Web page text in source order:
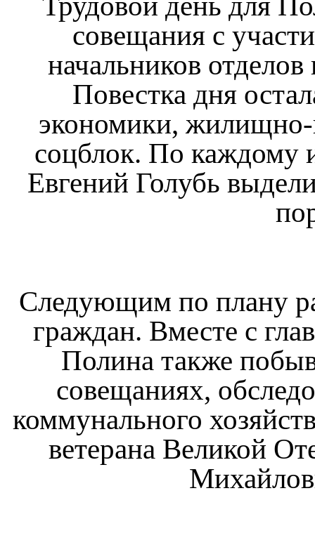
совещания с
начальников
Повестка дня
экономики, жилищно-
соцблок. По каждому
Евгений Голубь
Следующим по плану
граждан. Вместе с
Полина также
совещаниях,
коммунального
ветерана Великой